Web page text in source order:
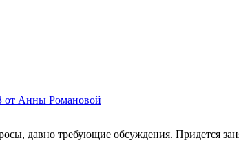
Анны Романовой
давно требующие обсуждения. Придется